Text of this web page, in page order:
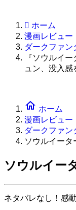
ホーム
漫画レビュー
ダークファン
『ソウルイ
ュン、没入感
home ホーム
漫画レビュー
ダークファン
ソウルイータ
ソウルイー
ネタバレなし！感